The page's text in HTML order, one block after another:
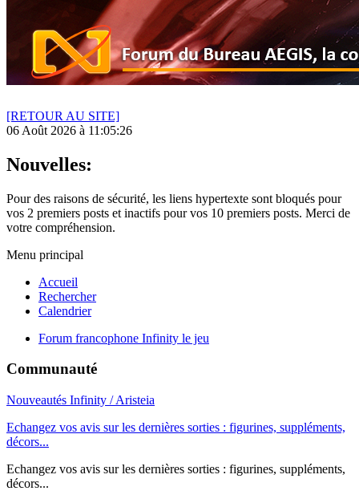
[RETOUR AU SITE]
06 Août 2026 à 11:05:26
Nouvelles:
Pour des raisons de sécurité, les liens hypertexte sont bloqués pour
vos 2 premiers posts et inactifs pour vos 10 premiers posts. Merci de
votre compréhension.
Menu principal
Accueil
Rechercher
Calendrier
Forum francophone Infinity le jeu
Communauté
Nouveautés Infinity / Aristeia
Echangez vos avis sur les dernières sorties : figurines, suppléments,
décors...
Echangez vos avis sur les dernières sorties : figurines, suppléments,
décors...